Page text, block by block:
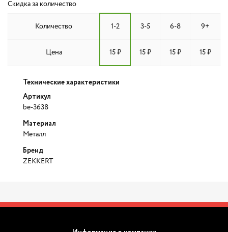
Скидка за количество
Количество 1-2 3-5 6-8 9+
Цена 15 ₽ 15 ₽ 15 ₽ 15 ₽
Технические характеристики
Артикул
be-3638
Материал
Металл
Бренд
ZEKKERT